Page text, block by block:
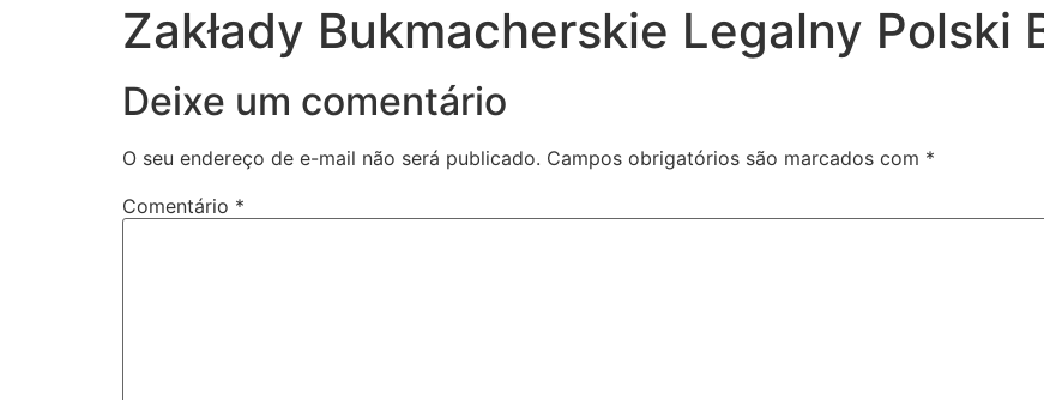
Zakłady Bukmacherskie Legalny Polski
Deixe um comentário
O seu endereço de e-mail não será publicado. Campos obrigatórios são marcados com *
Comentário *